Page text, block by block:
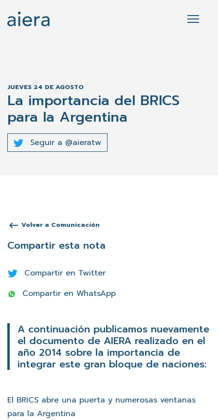
JUEVES 24 DE AGOSTO
La importancia del BRICS
para la Argentina
Seguir a @aieratw
keyboard_backspace Volver a Comunicación
Compartir esta nota
Compartir en Twitter
Compartir en WhatsApp
A continuación publicamos nuevamente
el documento de AIERA realizado en el
año 2014 sobre la importancia de
integrar este gran bloque de naciones:
El BRICS abre una puerta y numerosas ventanas
para la Argentina